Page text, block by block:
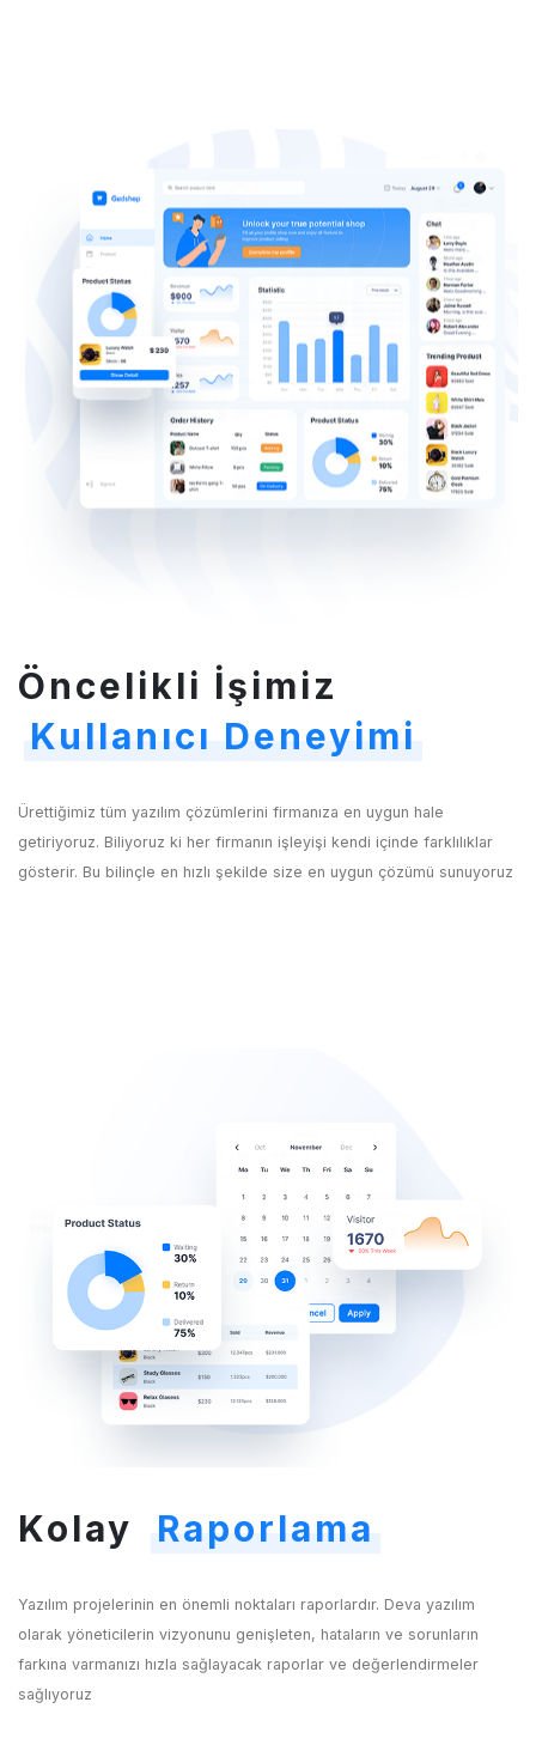
Öncelikli İşimiz
Kullanıcı Deneyimi
Ürettiğimiz tüm yazılım çözümlerini firmanıza en uygun hale
getiriyoruz. Biliyoruz ki her firmanın işleyişi kendi içinde farklılıklar
gösterir. Bu bilinçle en hızlı şekilde size en uygun çözümü sunuyoruz
Kolay Raporlama
Yazılım projelerinin en önemli noktaları raporlardır. Deva yazılım
olarak yöneticilerin vizyonunu genişleten, hataların ve sorunların
farkına varmanızı hızla sağlayacak raporlar ve değerlendirmeler
sağlıyoruz